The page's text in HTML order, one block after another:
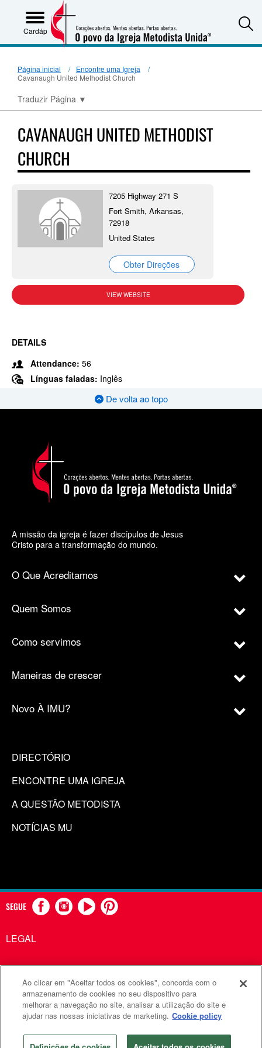
Cardápio
Página inicial
Encontre uma Igreja
Cavanaugh United Methodist Church
Traduzir Página ▼
CAVANAUGH UNITED METHODIST
CHURCH
7205 Highway 271 S
Fort Smith, Arkansas,
72918
United States
Obter Direções
VIEW WEBSITE
DETAILS
Attendance: 56
Línguas faladas: Inglês
De volta ao topo
A missão da igreja é fazer discípulos de Jesus
Cristo para a transformação do mundo.
O Que Acreditamos
Quem Somos
Como servimos
Maneiras de crescer
Novo À IMU?
DIRECTÓRIO
ENCONTRE UMA IGREJA
A QUESTÃO METODISTA
NOTÍCIAS MU
SEGUE
LEGAL
Comunicações Metodistas Unidas é uma agência da Igreja
Metodista Unida
©2026 Comunicações Metodistas Unidas. Todos os direitos
reservados
Ao clicar em "Aceitar todos os cookies", concorda com o
armazenamento de cookies no seu dispositivo para
melhorar a navegação no site, analisar a utilização do site e
ajudar nas nossas iniciativas de marketing. Cookie policy